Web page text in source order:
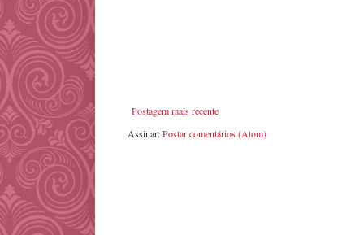
Postagem mais recente
Assinar:Postar comentários (Atom)